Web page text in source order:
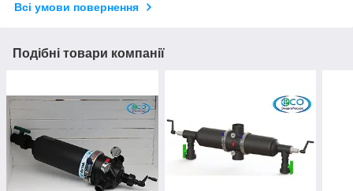
Всі умови повернення
Подібні товари компанії